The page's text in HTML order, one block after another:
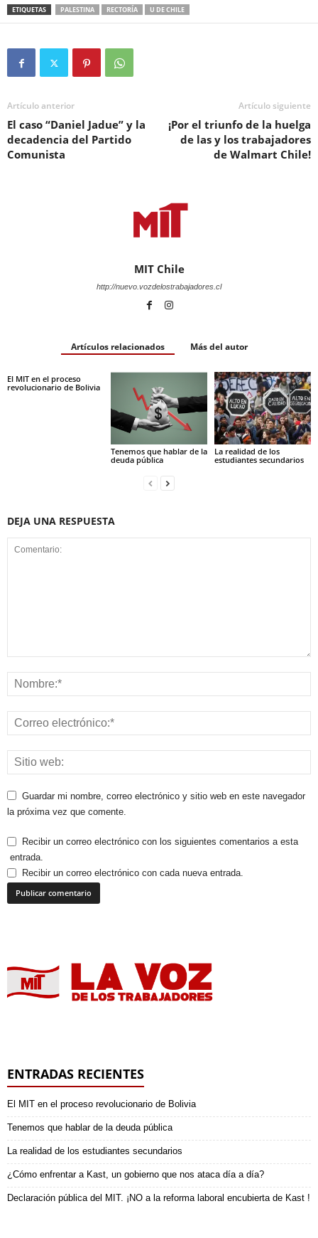
ETIQUETAS PALESTINA RECTORÍA U DE CHILE
Artículo anterior
El caso “Daniel Jadue” y la
decadencia del Partido
Comunista
Artículo siguiente
¡Por el triunfo de la huelga
de las y los trabajadores
de Walmart Chile!
MIT Chile
http://nuevo.vozdelostrabajadores.cl
Artículos relacionados Más del autor
El MIT en el proceso
revolucionario de Bolivia
Tenemos que hablar de la
deuda pública
La realidad de los
estudiantes secundarios
DEJA UNA RESPUESTA
Guardar mi nombre, correo electrónico y sitio web en este navegador
la próxima vez que comente.
Recibir un correo electrónico con los siguientes comentarios a esta
entrada.
Recibir un correo electrónico con cada nueva entrada.
ENTRADAS RECIENTES
El MIT en el proceso revolucionario de Bolivia
Tenemos que hablar de la deuda pública
La realidad de los estudiantes secundarios
¿Cómo enfrentar a Kast, un gobierno que nos ataca día a día?
Declaración pública del MIT. ¡NO a la reforma laboral encubierta de Kast !